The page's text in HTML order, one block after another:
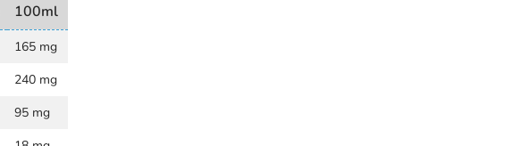
100ml
165 mg
240 mg
95 mg